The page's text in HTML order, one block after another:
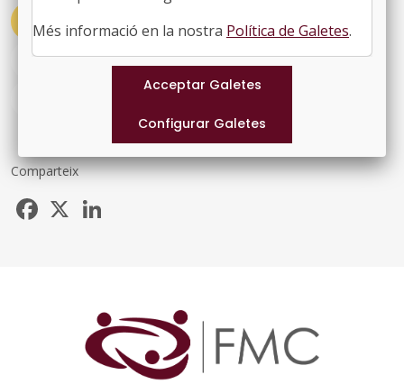
#FINANÇAMENTLOCAL #MOCIO
#ÀREA ADMINISTRACIÓ
Comparteix
Facebook
Més informació en la nostra Política de Galetes.